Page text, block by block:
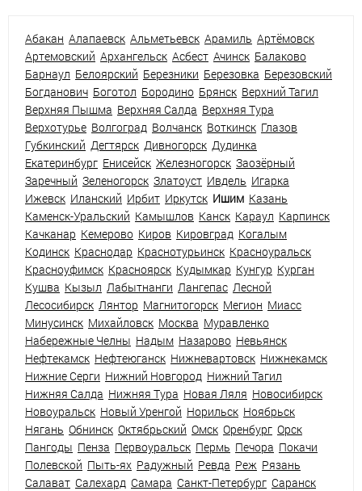
Абакан Алапаевск Альметьевск Арамиль Артёмовск
Артемовский Архангельск Асбест Ачинск Балаково
Барнаул Белоярский Березники Березовка Березовский
Богданович Боготол Бородино Брянск Верхний Тагил
Верхняя Пышма Верхняя Салда Верхняя Тура
Верхотурье Волгоград Волчанск Воткинск Глазов
Губкинский Дегтярск Дивногорск Дудинка
Екатеринбург Енисейск Железногорск Заозёрный
Заречный Зеленогорск Златоуст Ивдель Игарка
Ижевск Иланский Ирбит Иркутск Ишим Казань
Каменск-Уральский Камышлов Канск Караул Карпинск
Качканар Кемерово Киров Кировград Когалым
Кодинск Краснодар Краснотурьинск Красноуральск
Красноуфимск Красноярск Кудымкар Кунгур Курган
Кушва Кызыл Лабытнанги Лангепас Лесной
Лесосибирск Лянтор Магнитогорск Мегион Миасс
Минусинск Михайловск Москва Муравленко
Набережные Челны Надым Назарово Невьянск
Нефтекамск Нефтеюганск Нижневартовск Нижнекамск
Нижние Серги Нижний Новгород Нижний Тагил
Нижняя Салда Нижняя Тура Новая Ляля Новосибирск
Новоуральск Новый Уренгой Норильск Ноябрьск
Нягань Обнинск Октябрьский Омск Оренбург Орск
Пангоды Пенза Первоуральск Пермь Печора Покачи
Полевской Пыть-ях Радужный Ревда Реж Рязань
Салават Салехард Самара Санкт-Петербург Саранск